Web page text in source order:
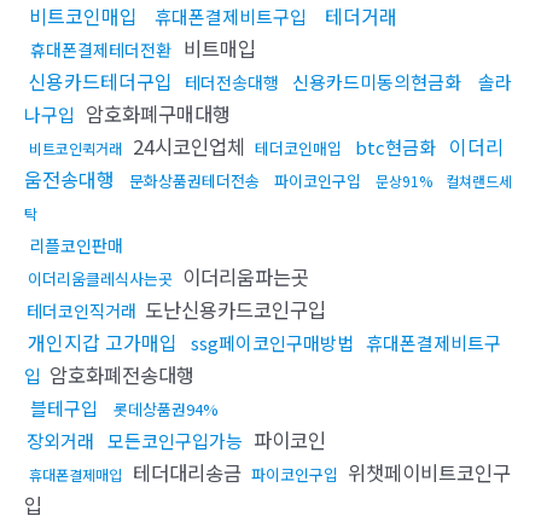
비트코인매입 휴대폰결제비트구입 테더거래
휴대폰결제테더전환 비트매입
신용카드테더구입
테더전송대행 신용카드미동의현금화
솔라
나구입 암호화폐구매대행
비트코인퀵거래 24시코인업체 테더코인매입 btc현금화 이더리
움전송대행
문화상품권테더전송 파이코인구입 문상91%
컬쳐랜드세
탁
리플코인판매
이더리움클레식사는곳 이더리움파는곳
테더코인직거래 도난신용카드코인구입
개인지갑 고가매입
ssg페이코인구매방법 휴대폰결제비트구
입 암호화폐전송대행
블테구입 롯데상품권94%
장외거래 모든코인구입가능 파이코인
휴대폰결제매입 테더대리송금 파이코인구입 위챗페이비트코인구
입